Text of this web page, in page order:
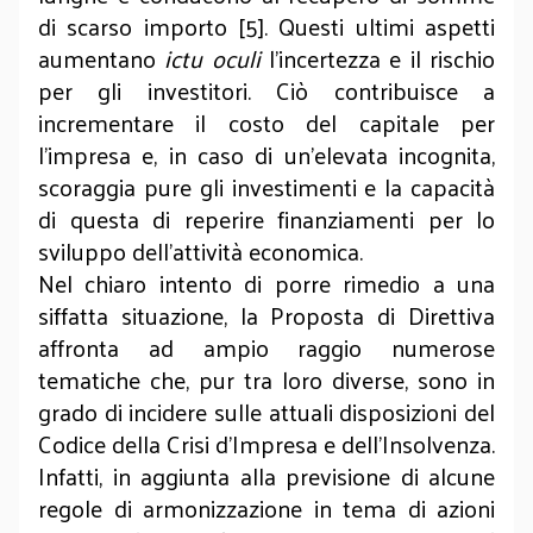
di scarso importo [5]. Questi ultimi aspetti
aumentano ictu oculil’incertezza e il rischio
per gli investitori. Ciò contribuisce a
incrementare il costo del capitale per
l’impresa e, in caso di un’elevata incognita,
scoraggia pure gli investimenti e la capacità
di questa di reperire finanziamenti per lo
sviluppo dell’attività economica.
Nel chiaro intento di porre rimedio a una
siffatta situazione, la Proposta di Direttiva
affronta ad ampio raggio numerose
tematiche che, pur tra loro diverse, sono in
grado di incidere sulle attuali disposizioni del
Codice della Crisi d’Impresa e dell’Insolvenza.
Infatti, in aggiunta alla previsione di alcune
regole di armonizzazione in tema di azioni